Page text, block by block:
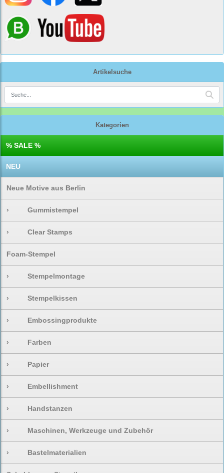
Artikelsuche
Kategorien
% SALE %
NEU
Neue Motive aus Berlin
› Gummistempel
› Clear Stamps
Foam-Stempel
› Stempelmontage
› Stempelkissen
› Embossingprodukte
› Farben
› Papier
› Embellishment
› Handstanzen
› Maschinen, Werkzeuge und Zubehör
› Bastelmaterialien